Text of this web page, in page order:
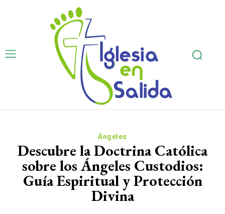
Ángeles
Descubre la Doctrina Católica
sobre los Ángeles Custodios:
Guía Espiritual y Protección
Divina